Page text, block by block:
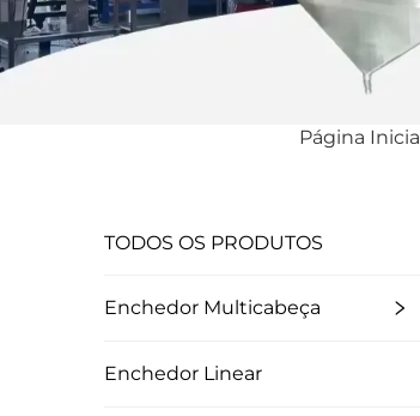
Página Inicial
TODOS OS PRODUTOS
Enchedor Multicabeça
Enchedor Linear